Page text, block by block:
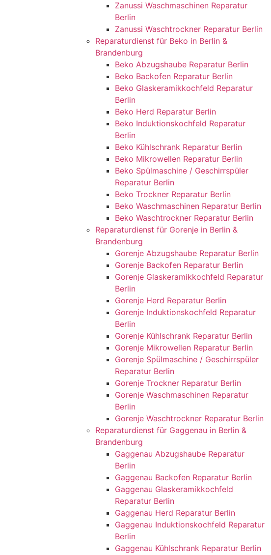
Zanussi Waschmaschinen Reparatur
Berlin
Zanussi Waschtrockner Reparatur Berlin
Reparaturdienst für Beko in Berlin &
Brandenburg
Beko Abzugshaube Reparatur Berlin
Beko Backofen Reparatur Berlin
Beko Glaskeramikkochfeld Reparatur
Berlin
Beko Herd Reparatur Berlin
Beko Induktionskochfeld Reparatur
Berlin
Beko Kühlschrank Reparatur Berlin
Beko Mikrowellen Reparatur Berlin
Beko Spülmaschine / Geschirrspüler
Reparatur Berlin
Beko Trockner Reparatur Berlin
Beko Waschmaschinen Reparatur Berlin
Beko Waschtrockner Reparatur Berlin
Reparaturdienst für Gorenje in Berlin &
Brandenburg
Gorenje Abzugshaube Reparatur Berlin
Gorenje Backofen Reparatur Berlin
Gorenje Glaskeramikkochfeld Reparatur
Berlin
Gorenje Herd Reparatur Berlin
Gorenje Induktionskochfeld Reparatur
Berlin
Gorenje Kühlschrank Reparatur Berlin
Gorenje Mikrowellen Reparatur Berlin
Gorenje Spülmaschine / Geschirrspüler
Reparatur Berlin
Gorenje Trockner Reparatur Berlin
Gorenje Waschmaschinen Reparatur
Berlin
Gorenje Waschtrockner Reparatur Berlin
Reparaturdienst für Gaggenau in Berlin &
Brandenburg
Gaggenau Abzugshaube Reparatur
Berlin
Gaggenau Backofen Reparatur Berlin
Gaggenau Glaskeramikkochfeld
Reparatur Berlin
Gaggenau Herd Reparatur Berlin
Gaggenau Induktionskochfeld Reparatur
Berlin
Gaggenau Kühlschrank Reparatur Berlin